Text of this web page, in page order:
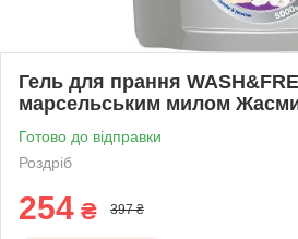
Гель для прання
марсельським милом
Готово до відправки
Роздріб
254 ₴ 397 ₴